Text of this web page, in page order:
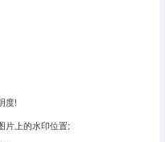
度!
上的水印位置;